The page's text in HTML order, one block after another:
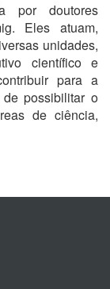
por doutores
Eles atuam,
unidades,
científico e
para a
possibilitar o
de ciência,